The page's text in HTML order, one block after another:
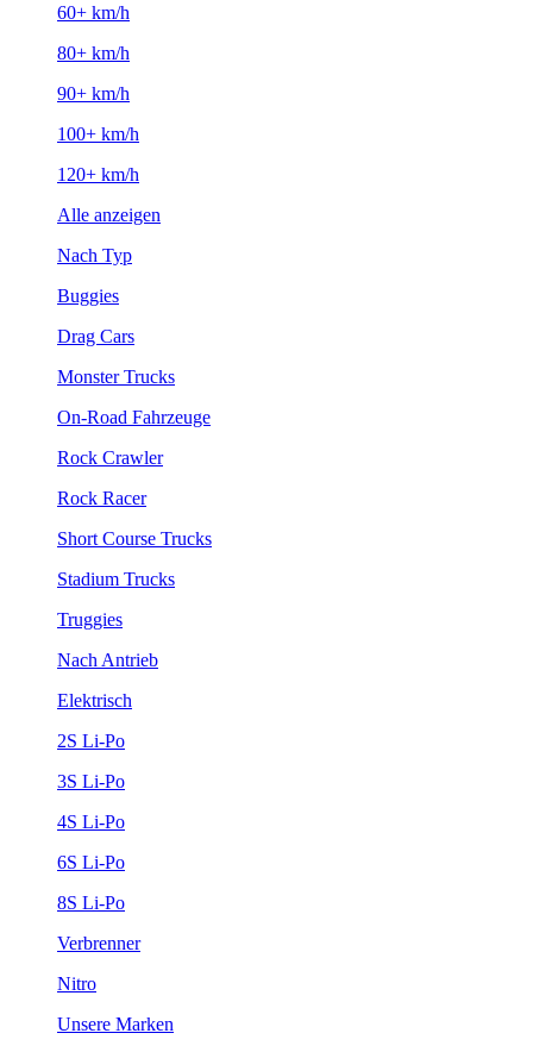
60+ km/h
80+ km/h
90+ km/h
100+ km/h
120+ km/h
Alle anzeigen
Nach Typ
Buggies
Drag Cars
Monster Trucks
On-Road Fahrzeuge
Rock Crawler
Rock Racer
Short Course Trucks
Stadium Trucks
Truggies
Nach Antrieb
Elektrisch
2S Li-Po
3S Li-Po
4S Li-Po
6S Li-Po
8S Li-Po
Verbrenner
Nitro
Unsere Marken